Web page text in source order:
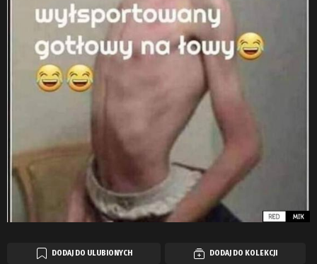
DODAJ DO ULUBIONYCH DODAJ DO KOLEKCJI